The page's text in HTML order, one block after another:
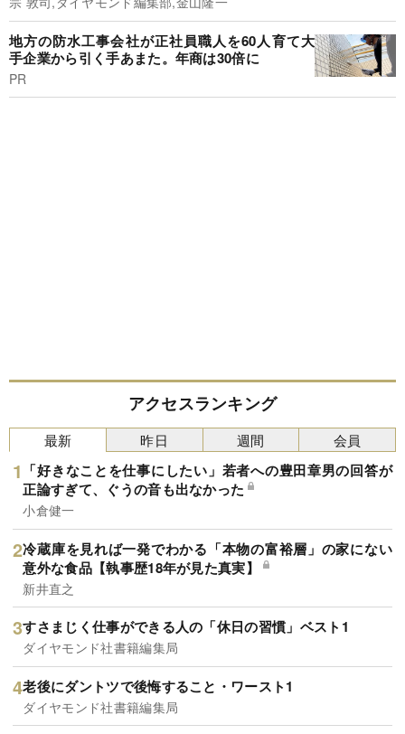
地方の防水工事会社が正社員職人を60人育て大
手企業から引く手あまた。年商は30倍に
PR
アクセスランキング
最新
「好きなことを仕事にしたい」若者への豊田章男の回答が
正論すぎて、ぐうの音も出なかった
小倉健一
冷蔵庫を見れば一発でわかる「本物の富裕層」の家にない
意外な食品【執事歴18年が見た真実】
新井直之
すさまじく仕事ができる人の「休日の習慣」ベスト1
ダイヤモンド社書籍編集局
老後にダントツで後悔すること・ワースト1
ダイヤモンド社書籍編集局
昨日 週間 会員